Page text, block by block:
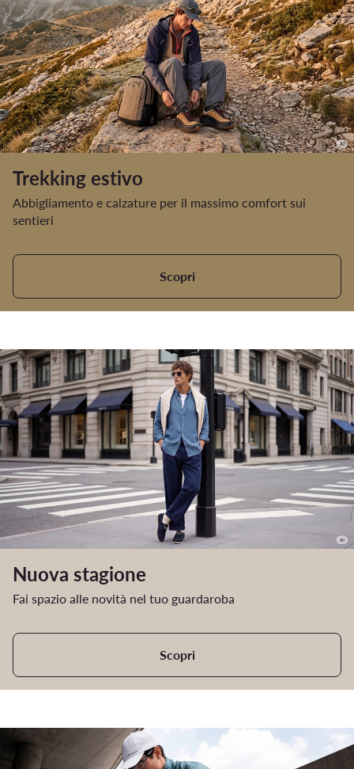
Trekking estivo
Abbigliamento e calzature per il massimo comfort sui
sentieri
Scopri
Nuova stagione
Fai spazio alle novità nel tuo guardaroba
Scopri